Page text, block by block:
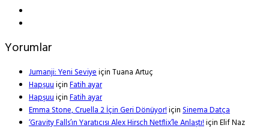
Yorumlar
Jumanji: Yeni SeviyeiçinTuana Artuç
HapşuuiçinFatih ayar
HapşuuiçinFatih ayar
Emma Stone, Cruella 2 İçin Geri Dönüyor!içinSinema Datça
‘Gravity Falls’ın Yaratıcısı Alex Hirsch Netflix’le Anlaştı!içinElif Naz